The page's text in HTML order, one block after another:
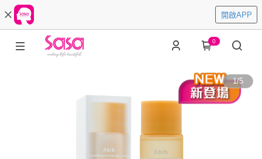
開啟APP
0
1/5